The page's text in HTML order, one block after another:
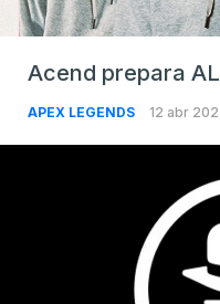
Acend prepara
APEX LEGENDS 12 abr